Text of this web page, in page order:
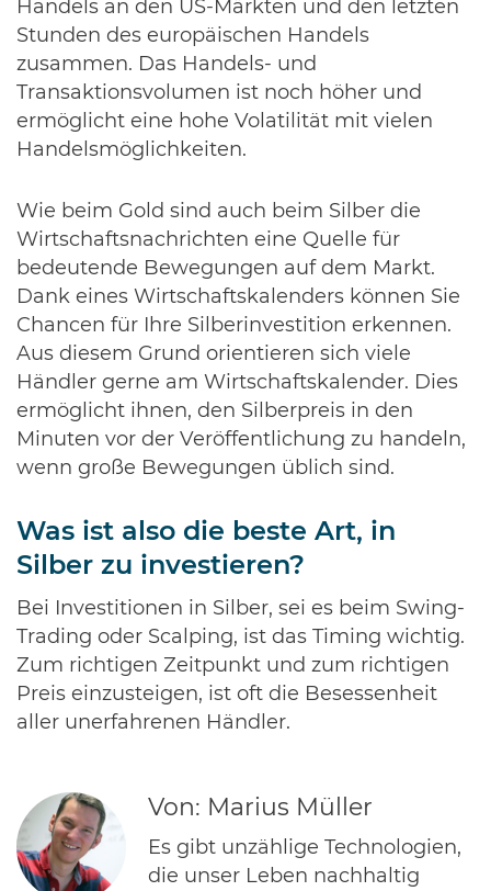
Handels an den US-Märkten und den letzten
Stunden des europäischen Handels
zusammen. Das Handels- und
Transaktionsvolumen ist noch höher und
ermöglicht eine hohe Volatilität mit vielen
Handelsmöglichkeiten.
Wie beim Gold sind auch beim Silber die
Wirtschaftsnachrichten eine Quelle für
bedeutende Bewegungen auf dem Markt.
Dank eines Wirtschaftskalenders können Sie
Chancen für Ihre Silberinvestition erkennen.
Aus diesem Grund orientieren sich viele
Händler gerne am Wirtschaftskalender. Dies
ermöglicht ihnen, den Silberpreis in den
Minuten vor der Veröffentlichung zu handeln,
wenn große Bewegungen üblich sind.
Was ist also die beste Art, in
Silber zu investieren?
Bei Investitionen in Silber, sei es beim Swing-
Trading oder Scalping, ist das Timing wichtig.
Zum richtigen Zeitpunkt und zum richtigen
Preis einzusteigen, ist oft die Besessenheit
aller unerfahrenen Händler.
Von: Marius Müller
Es gibt unzählige Technologien,
die unser Leben nachhaltig